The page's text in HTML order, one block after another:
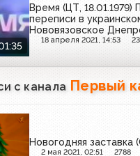
Время (ЦТ, 18.01.1979)
переписи в
Нововязовское
области
18 апреля 2021, 14:53
с канала Первый
Новогодняя заставка
2 мая 2021, 02:51 2788